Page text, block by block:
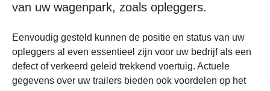
van uw wagenpark, zoals opleggers.
Eenvoudig gesteld kunnen de positie en status van uw
opleggers al even essentieel zijn voor uw bedrijf als een
defect of verkeerd geleid trekkend voertuig. Actuele
gegevens over uw trailers bieden ook voordelen op het